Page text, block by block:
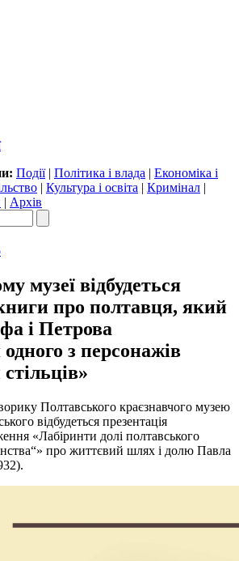
Події| Політика і влада | Економіка і
| Культура і освіта | Кримінал |
| Архів
музеї відбудеться
про полтавця, який
і Петрова
з персонажів
Полтавського краєзнавчого музею
відбудеться презентація
«Лабіринти долі полтавського
про життєвий шлях і долю Павла